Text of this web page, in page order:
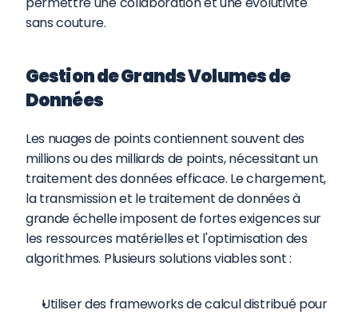
sans couture.
Gestion de Grands Volumes de
Données
Les nuages de points contiennent souvent des
millions ou des milliards de points, nécessitant un
traitement des données efficace. Le chargement,
la transmission et le traitement de données à
grande échelle imposent de fortes exigences sur
les ressources matérielles et l'optimisation des
algorithmes. Plusieurs solutions viables sont :
Utiliser des frameworks de calcul distribué pour